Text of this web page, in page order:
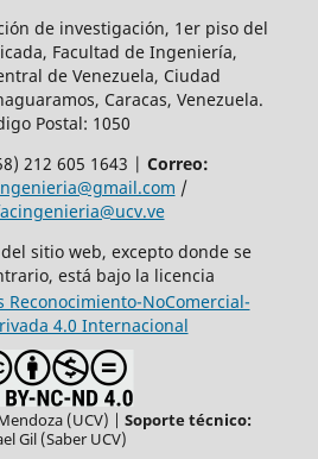
de investigación, 1er piso del
Facultad de Ingeniería,
de Venezuela, Ciudad
Caracas, Venezuela.
Postal: 1050
212 605 1643 | Correo:
/
sitio web, excepto donde se
está bajo la licencia
Reconocimiento-NoComercial-
4.0 Internacional
(UCV) | Soporte técnico:
Gil (Saber UCV)